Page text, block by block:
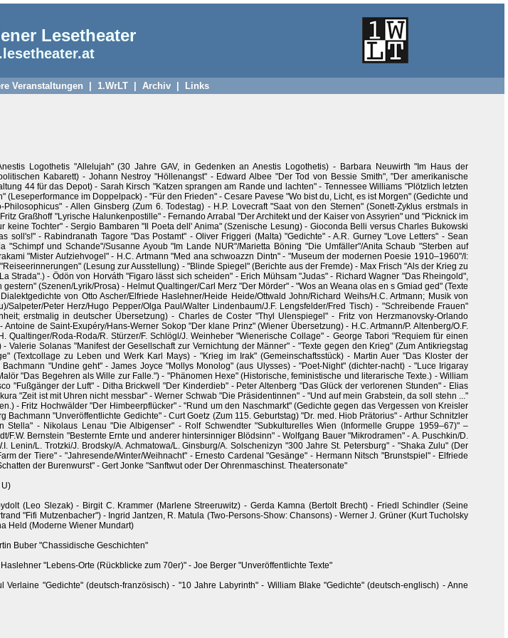
Lesetheater
Veranstaltungen 1.WrLT| Archiv| Links
Logothetis "Allelujah" (30 Jahre GAV, in Gedenken an Anestis Logothetis) - Barbara Neuwirth "Im Haus der
Kabarett) - Johann Nestroy "Höllenangst" - Edward Albee "Der Tod von Bessie Smith", "Der amerikanische
44 für das Depot) - Sarah Kirsch "Katzen sprangen am Rande und lachten" - Tennessee Williams "Plötzlich letzten
(Leseperformance im Doppelpack) - "Für den Frieden" - Cesare Pavese "Wo bist du, Licht, es ist Morgen" (Gedichte und
- Allen Ginsberg (Zum 6. Todestag) - H.P. Lovecraft "Saat von den Sternen" (Sonett-Zyklus erstmals in
Graßhoff "Lyrische Halunkenpostille" - Fernando Arrabal "Der Architekt und der Kaiser von Assyrien" und "Picknick im
Tochter" - Sergio Bambaren "Il Poeta dell' Anima" (Szenische Lesung) - Gioconda Belli versus Charles Bukowski
- Rabindranath Tagore "Das Postamt" - Oliver Friggeri (Malta) "Gedichte" - A.R. Gurney "Love Letters" - Sean
und Schande"/Susanne Ayoub "Im Lande NUR"/Marietta Böning "Die Umfäller"/Anita Schaub "Sterben auf
"Mister Aufziehvogel" - H.C. Artmann "Med ana schwoazzn Dintn" - "Museum der modernen Poesie 1910–1960"/I:
(Lesung zur Ausstellung) - "Blinde Spiegel" (Berichte aus der Fremde) - Max Frisch "Als der Krieg zu
Strada".) - Ödön von Horváth "Figaro lässt sich scheiden" - Erich Mühsam "Judas" - Richard Wagner "Das Rheingold",
(Szenen/Lyrik/Prosa) - Helmut Qualtinger/Carl Merz "Der Mörder" - "Wos an Weana olas en s Gmiad ged" (Texte
von Otto Ascher/Elfriede Haslehner/Heide Heide/Ottwald John/Richard Weihs/H.C. Artmann; Musik von
Peter Herz/Hugo Pepper/Olga Paul/Walter Lindenbaum/J.F. Lengsfelder/Fred Tisch) - "Schreibende Frauen"
erstmalig in deutscher Übersetzung) - Charles de Coster "Thyl Ulenspiegel" - Fritz von Herzmanovsky-Orlando
de Saint-Exupéry/Hans-Werner Sokop "Der klane Prinz" (Wiener Übersetzung) - H.C. Artmann/P. Altenberg/O.F.
Qualtinger/Roda-Roda/R. Stürzer/F. Schlögl/J. Weinheber "Wienerische Collage" - George Tabori "Requiem für einen
Solanas "Manifest der Gesellschaft zur Vernichtung der Männer" - "Texte gegen den Krieg" (Zum Antikriegstag
(Textcollage zu Leben und Werk Karl Mays) - "Krieg im Irak" (Gemeinschaftsstück) - Martin Auer "Das Kloster der
"Undine geht" - James Joyce "Mollys Monolog" (aus Ulysses) - "Poet-Night" (dichter-nacht) - "Luce Irigaray
"Das Begehren als Wille zur Falle.") - "Phänomen Hexe" (Historische, feministische und literarische Texte.) - William
"Fußgänger der Luft" - Ditha Brickwell "Der Kinderdieb" - Peter Altenberg "Das Glück der verlorenen Stunden" - Elias
"Zeit ist mit Uhren nicht messbar" - Werner Schwab "Die Präsidentinnen" - "Und auf mein Grabstein, da soll stehn ..."
- Fritz Hochwälder "Der Himbeerpflücker" - "Rund um den Naschmarkt" (Gedichte gegen das Vergessen von Kreisler
"Unveröffentlichte Gedichte" - Curt Goetz (Zum 115. Geburtstag) "Dr. med. Hiob Prätorius" - Arthur Schnitzler
- Nikolaus Lenau "Die Albigenser" - Rolf Schwendter "Subkulturelles Wien (Informelle Gruppe 1959–67)" –
Bernstein "Besternte Ernte und anderer hintersinniger Blödsinn" - Wolfgang Bauer "Mikrodramen" - A. Puschkin/D.
Lenin/L. Trotzki/J. Brodsky/A. Achmatowa/L. Ginsburg/A. Solschenizyn "300 Jahre St. Petersburg" - "Shaka Zulu" (Der
der Tiere" - "Jahresende/Winter/Weihnacht" - Ernesto Cardenal "Gesänge" - Hermann Nitsch "Brunstspiel" - Elfriede
der Burenwurst" - Gert Jonke "Sanftwut oder Der Ohrenmaschinst. Theatersonate"
U)
(Leo Slezak) - Birgit C. Krammer (Marlene Streeruwitz) - Gerda Kamna (Bertolt Brecht) - Friedl Schindler (Seine
"Fifi Mutzenbacher") - Ingrid Jantzen, R. Matula (Two-Persons-Show: Chansons) - Werner J. Grüner (Kurt Tucholsky
Held (Moderne Wiener Mundart)
Buber "Chassidische Geschichten"
"Lebens-Orte (Rückblicke zum 70er)" - Joe Berger "Unveröffentlichte Texte"
"Gedichte" (deutsch-französisch) - "10 Jahre Labyrinth" - William Blake "Gedichte" (deutsch-englisch) - Anne